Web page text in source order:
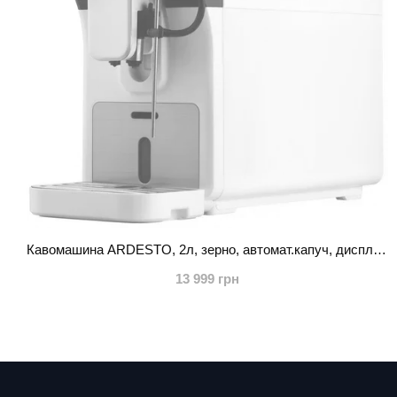
Кавомашина ARDESTO, 2л, зерно, автомат.капуч, дисплей, авторецептів -9, біло-чорний
13 999 грн